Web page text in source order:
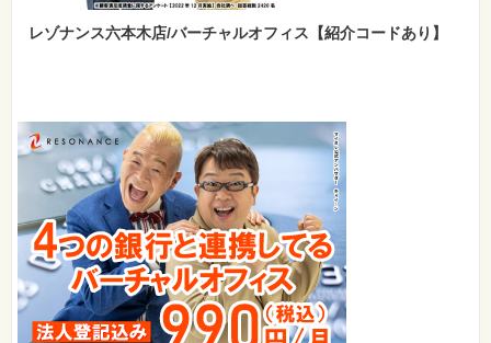
レゾナンス六本木店/バーチャルオフィス【紹介コードあり】